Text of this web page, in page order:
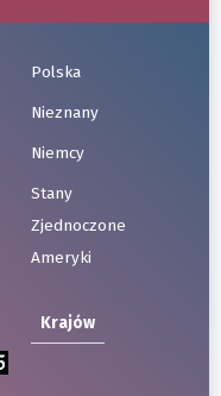
Polska
Nieznany
Niemcy
Stany
Zjednoczone
Ameryki
Krajów